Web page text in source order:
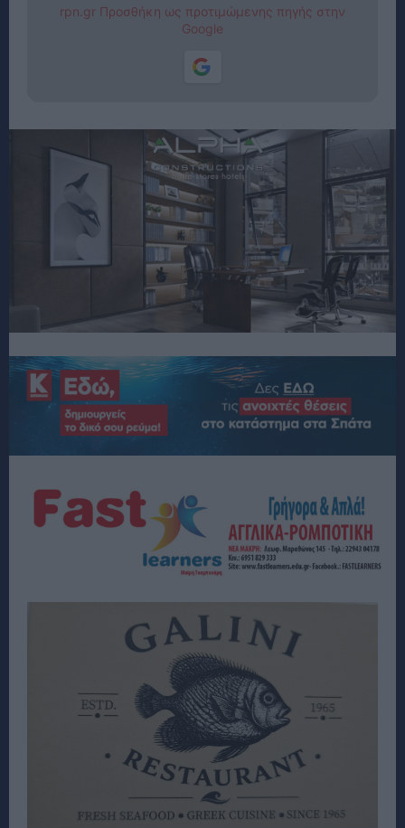
rpn.gr Προσθήκη ως προτιμώμενης πηγής στην
Google